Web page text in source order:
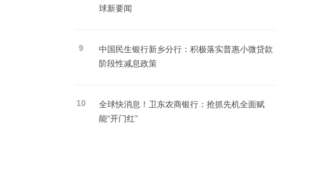
球新要闻
9
中国民生银行新乡分行：积极落实普惠小微贷款
阶段性减息政策
10
全球快消息！卫东农商银行：抢抓先机全面赋
能“开门红”